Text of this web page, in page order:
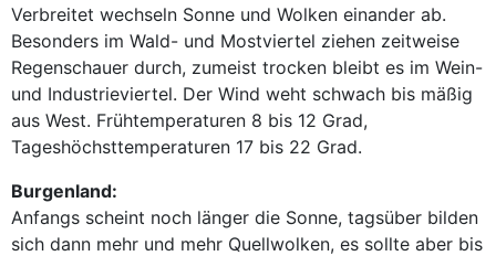
Verbreitet wechseln Sonne und Wolken einander ab.
Besonders im Wald- und Mostviertel ziehen zeitweise
Regenschauer durch, zumeist trocken bleibt es im Wein-
und Industrieviertel. Der Wind weht schwach bis mäßig
aus West. Frühtemperaturen 8 bis 12 Grad,
Tageshöchsttemperaturen 17 bis 22 Grad.
Burgenland:
Anfangs scheint noch länger die Sonne, tagsüber bilden
sich dann mehr und mehr Quellwolken, es sollte aber bis